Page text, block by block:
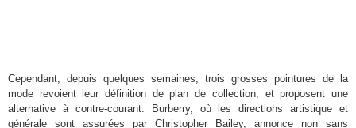
Cependant, depuis quelques semaines, trois grosses pointures de la
mode revoient leur définition de plan de collection, et proposent une
alternative à contre-courant. Burberry, où les directions artistique et
générale sont assurées par Christopher Bailey, annonce non sans